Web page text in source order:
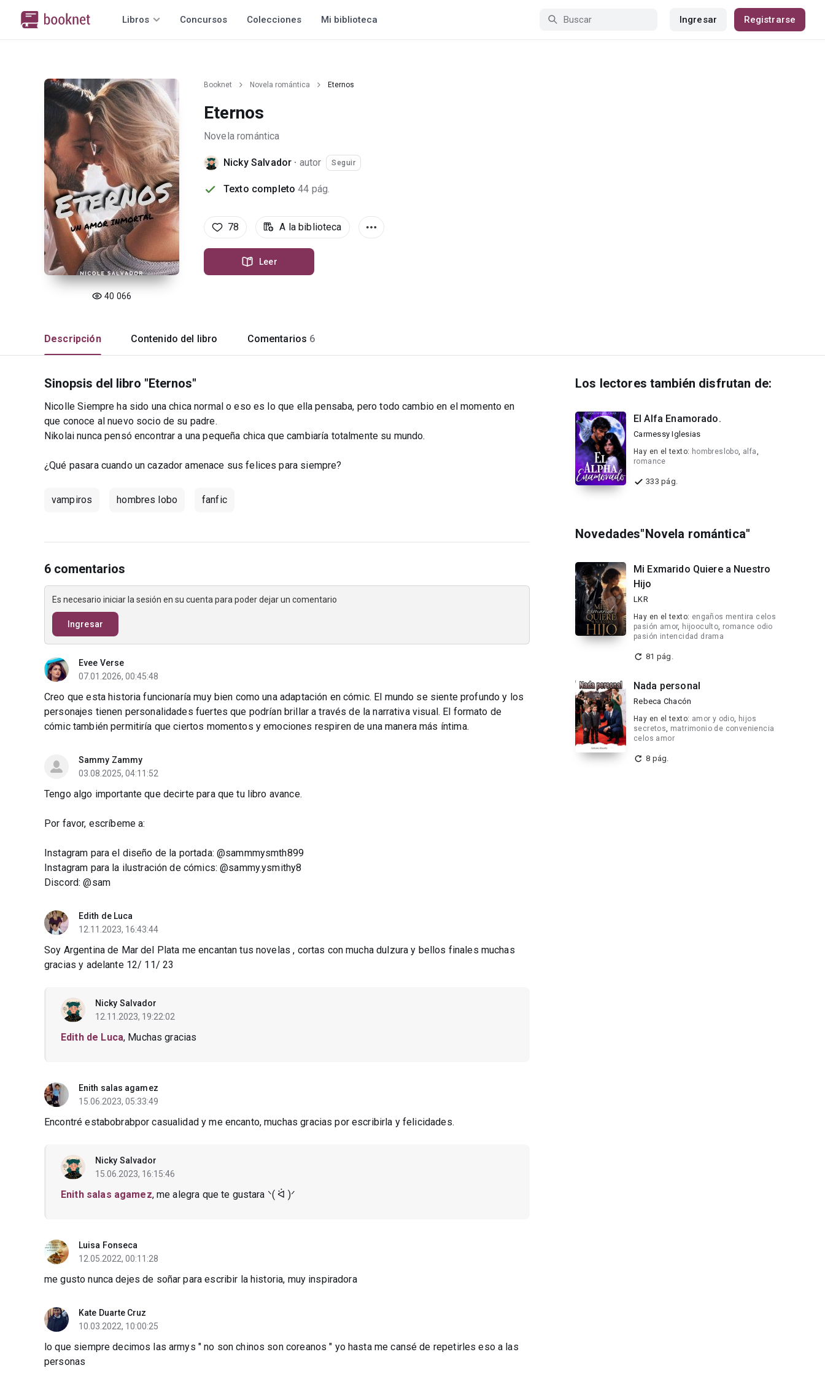
Libros Concursos Colecciones Mi biblioteca Ingresar Registrarse
40 066
Booknet Novela romántica Eternos
Eternos
Novela romántica
Nicky Salvador · autor Seguir
Texto completo 44 pág.
78 A la biblioteca
Leer
Descripción Contenido del libro Comentarios 6
Sinopsis del libro "Eternos"
Nicolle Siempre ha sido una chica normal o eso es lo que ella pensaba, pero todo cambio en el momento en
que conoce al nuevo socio de su padre.
Nikolai nunca pensó encontrar a una pequeña chica que cambiaría totalmente su mundo.
¿Qué pasara cuando un cazador amenace sus felices para siempre?
vampiros hombres lobo fanfic
6 comentarios
Es necesario iniciar la sesión en su cuenta para poder dejar un comentario
Ingresar
Evee Verse
07.01.2026, 00:45:48
Creo que esta historia funcionaría muy bien como una adaptación en cómic. El mundo se siente profundo y los
personajes tienen personalidades fuertes que podrían brillar a través de la narrativa visual. El formato de
cómic también permitiría que ciertos momentos y emociones respiren de una manera más íntima.
Sammy Zammy
03.08.2025, 04:11:52
Tengo algo importante que decirte para que tu libro avance.
Por favor, escríbeme a:
Instagram para el diseño de la portada: @sammmysmth899
Instagram para la ilustración de cómics: @sammy.ysmithy8
Discord: @sam
Edith de Luca
12.11.2023, 16:43:44
Soy Argentina de Mar del Plata me encantan tus novelas , cortas con mucha dulzura y bellos finales muchas
gracias y adelante 12/ 11/ 23
Nicky Salvador
12.11.2023, 19:22:02
Edith de Luca, Muchas gracias
Enith salas agamez
15.06.2023, 05:33:49
Encontré estabobrabpor casualidad y me encanto, muchas gracias por escribirla y felicidades.
Nicky Salvador
15.06.2023, 16:15:46
Enith salas agamez, me alegra que te gustara ᐠ( ᐛ )ᐟ
Luisa Fonseca
12.05.2022, 00:11:28
me gusto nunca dejes de soñar para escribir la historia, muy inspiradora
Kate Duarte Cruz
10.03.2022, 10:00:25
lo que siempre decimos las armys " no son chinos son coreanos " yo hasta me cansé de repetirles eso a las
personas
Los lectores también disfrutan de:
El Alfa Enamorado.
Carmessy Iglesias
Hay en el texto: hombreslobo, alfa,
romance
333 pág.
Novedades"Novela romántica"
Mi Exmarido Quiere a Nuestro
Hijo
LKR
Hay en el texto: engaños mentira celos
pasión amor, hijooculto, romance odio
pasión intencidad drama
81 pág.
Nada personal
Rebeca Chacón
Hay en el texto: amor y odio, hijos
secretos, matrimonio de conveniencia
celos amor
8 pág.